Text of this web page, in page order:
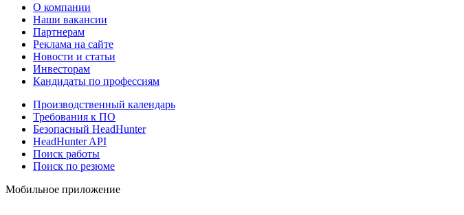
О компании
Наши вакансии
Партнерам
Реклама на сайте
Новости и статьи
Инвесторам
Кандидаты по профессиям
Производственный календарь
Требования к ПО
Безопасный HeadHunter
HeadHunter API
Поиск работы
Поиск по резюме
Мобильное приложение